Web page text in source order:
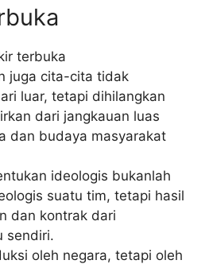
terbuka
juga cita-cita tidak
luar, tetapi dihilangkan
dari jangkauan luas
dan budaya masyarakat
ideologis bukanlah
suatu tim, tetapi hasil
dan kontrak dari
sendiri.
oleh negara, tetapi oleh